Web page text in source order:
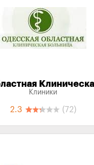
Клиники
2.3 (72)